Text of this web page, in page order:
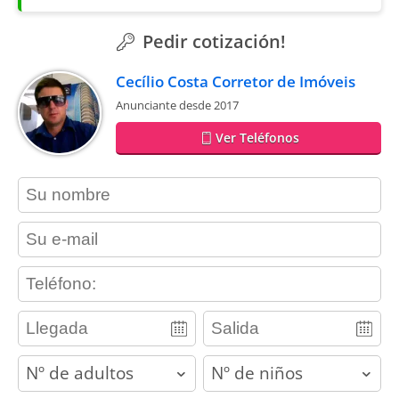
Pedir cotización!
Cecílio Costa Corretor de Imóveis
Anunciante desde 2017
Ver Teléfonos
contact_name
contact_email
contact_phone
adults children